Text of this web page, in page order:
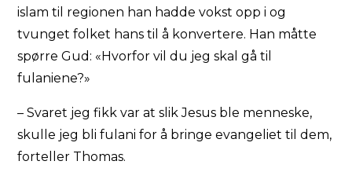
islam til regionen han hadde vokst opp i og
tvunget folket hans til å konvertere. Han måtte
spørre Gud: «Hvorfor vil du jeg skal gå til
fulaniene?»
– Svaret jeg fikk var at slik Jesus ble menneske,
skulle jeg bli fulani for å bringe evangeliet til dem,
forteller Thomas.